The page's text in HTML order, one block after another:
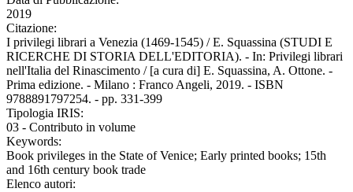
2019
Citazione:
I privilegi librari a Venezia (1469-1545) / E. Squassina (STUDI E
RICERCHE DI STORIA DELL'EDITORIA). - In: Privilegi librari
nell'Italia del Rinascimento / [a cura di] E. Squassina, A. Ottone. -
Prima edizione. - Milano : Franco Angeli, 2019. - ISBN
9788891797254. - pp. 331-399
Tipologia IRIS:
03 - Contributo in volume
Keywords:
Book privileges in the State of Venice; Early printed books; 15th
and 16th century book trade
Elenco autori: